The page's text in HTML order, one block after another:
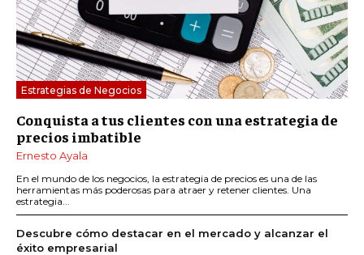
Estrategias de Negocios
Conquista a tus clientes con una estrategia de
precios imbatible
Ernesto Ayala
En el mundo de los negocios, la estrategia de precios es una de las
herramientas más poderosas para atraer y retener clientes. Una
estrategia...
Descubre cómo destacar en el mercado y alcanzar el
éxito empresarial